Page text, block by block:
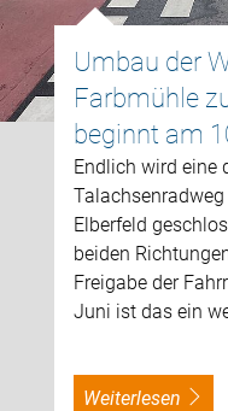
Cycling
Wuppertal
Filmausschnitte
September 2026
Bergischen VHS
Städte haben den
vergangenen
umgestaltet.